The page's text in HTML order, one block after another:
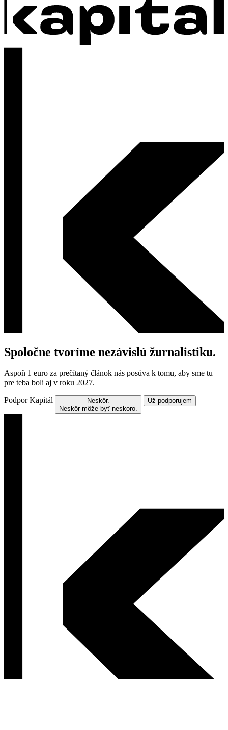
Spoločne tvoríme nezávislú žurnalistiku.
Aspoň 1 euro za prečítaný článok nás posúva k tomu, aby sme tu
pre teba boli aj v roku 2027.
Podpor Kapitál
Neskôr.
Neskôr môže byť neskoro.
Už podporujem